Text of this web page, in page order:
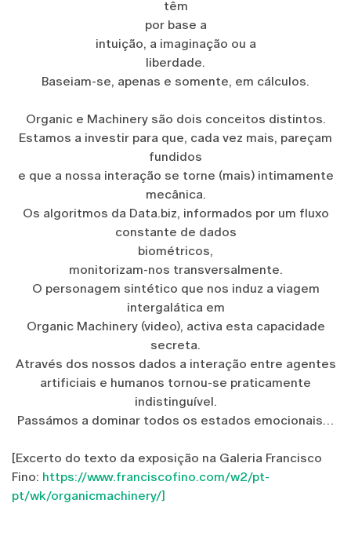
têm
por base a
intuição, a imaginação ou a
liberdade.
Baseiam-se, apenas e somente, em cálculos.
Organic e Machinery são dois conceitos distintos.
Estamos a investir para que, cada vez mais, pareçam
fundidos
e que a nossa interação se torne (mais) intimamente
mecânica.
Os algoritmos da Data.biz, informados por um fluxo
constante de dados
biométricos,
monitorizam-nos transversalmente.
O personagem sintético que nos induz a viagem
intergalática em
Organic Machinery (video), activa esta capacidade
secreta.
Através dos nossos dados a interação entre agentes
artificiais e humanos tornou-se praticamente
indistinguível.
Passámos a dominar todos os estados emocionais…
[Excerto do texto da exposição na Galeria Francisco
Fino: https://www.franciscofino.com/w2/pt-
pt/wk/organicmachinery/]